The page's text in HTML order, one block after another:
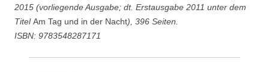
2015 (vorliegende Ausgabe; dt. Erstausgabe 2011 unter dem
TitelAm Tag und in der Nacht), 396 Seiten.
ISBN: 9783548287171